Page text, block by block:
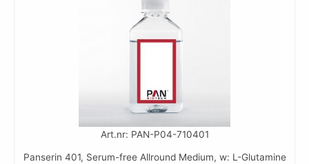
Art.nr: PAN-P04-710401
Panserin 401, Serum-free Allround Medium, w: L-Glutamine